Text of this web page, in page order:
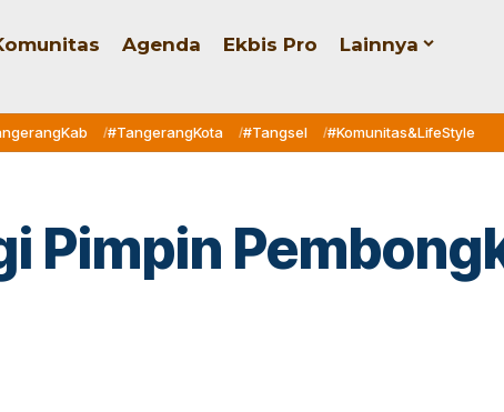
Agenda Ekbis Pro Lainnya
#TangerangKota #Tangsel #Komunitas&LifeStyle
Pimpin